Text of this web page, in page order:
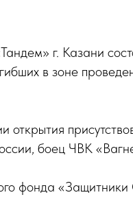
г. Казани
в зоне
открытия
боец ЧВК
фонда «Защитники